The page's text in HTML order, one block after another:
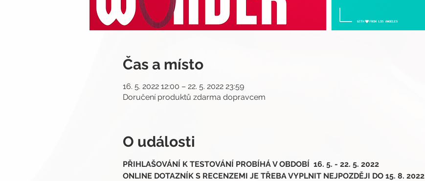
Čas a místo
16. 5. 2022 12:00 – 22. 5. 2022 23:59
Doručení produktů zdarma dopravcem
O události
PŘIHLAŠOVÁNÍ K TESTOVÁNÍ PROBÍHÁ V OBDOBÍ  16. 5. - 22. 5. 2022
ONLINE DOTAZNÍK S RECENZEMI JE TŘEBA VYPLNIT NEJPOZDĚJI DO 15. 8. 2022